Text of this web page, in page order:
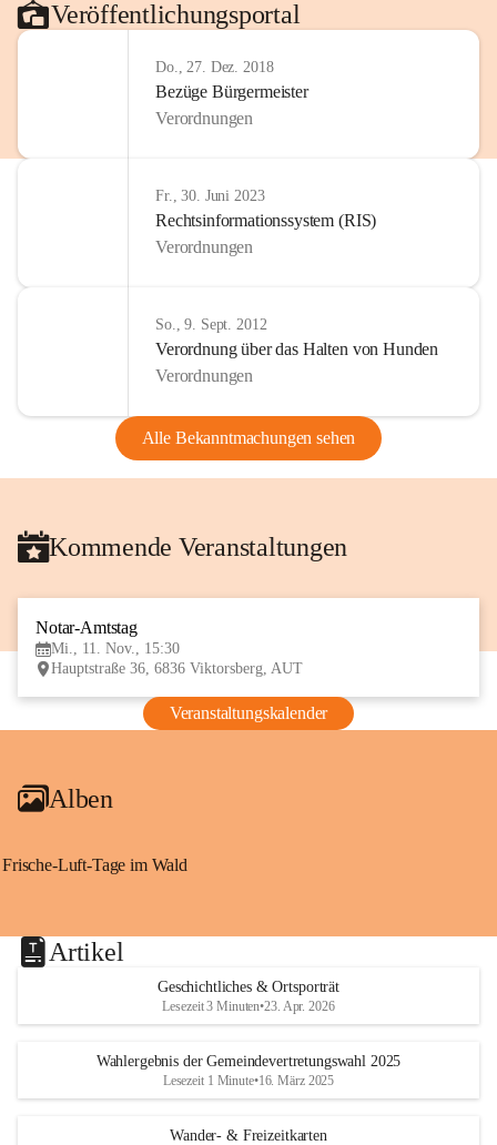
Veröffentlichungsportal
Do., 27. Dez. 2018
Bezüge Bürgermeister
Verordnungen
Fr., 30. Juni 2023
Rechtsinformationssystem (RIS)
Verordnungen
So., 9. Sept. 2012
Verordnung über das Halten von Hunden
Verordnungen
Alle Bekanntmachungen sehen
Kommende Veranstaltungen
Notar-Amtstag
Mi., 11. Nov., 15:30
Hauptstraße 36, 6836 Viktorsberg, AUT
Veranstaltungskalender
Alben
Frische-Luft-Tage im Wald
Artikel
Geschichtliches & Ortsporträt
Lesezeit 3 Minuten•23. Apr. 2026
Wahlergebnis der Gemeindevertretungswahl 2025
Lesezeit 1 Minute•16. März 2025
Wander- & Freizeitkarten